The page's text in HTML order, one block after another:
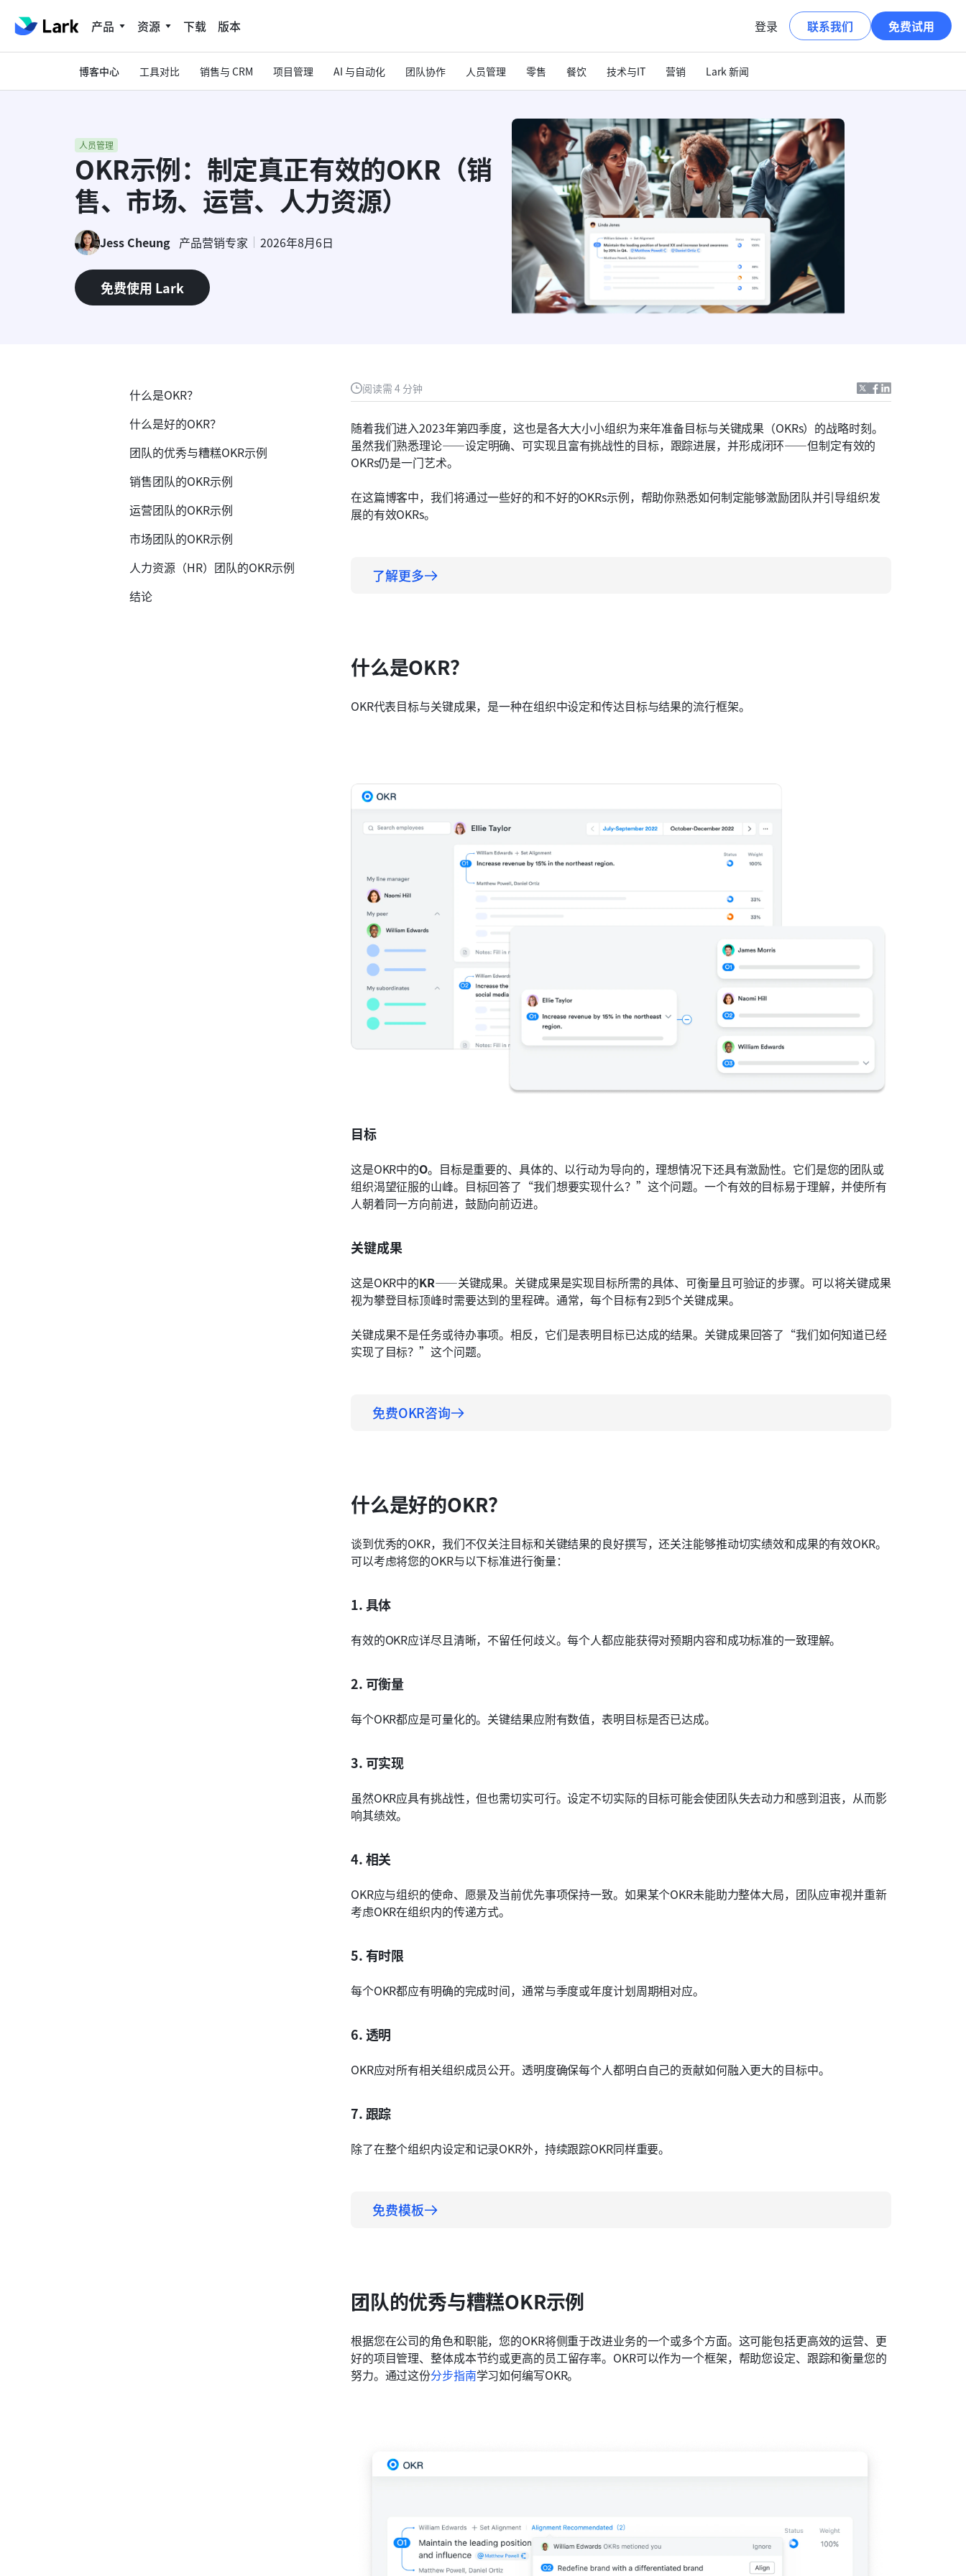
产品 资源 下载 版本 登录 联系我们 免费试用
博客中心 工具对比 销售与 CRM 项目管理 AI 与自动化 团队协作 人员管理 零售 餐饮 技术与IT 营销 Lark 新闻
人员管理
OKR示例：制定真正有效的OKR（销
售、市场、运营、人力资源）
Jess Cheung 产品营销专家 2026年8月6日
免费使用 Lark
阅读需 4 分钟
随着我们进入2023年第四季度，这也是各大大小小组织为来年准备目标与关键成果（OKRs）的战略时刻。
虽然我们熟悉理论——设定明确、可实现且富有挑战性的目标，跟踪进展，并形成闭环——但制定有效的
OKRs仍是一门艺术。
在这篇博客中，我们将通过一些好的和不好的OKRs示例，帮助你熟悉如何制定能够激励团队并引导组织发
展的有效OKRs。
了解更多
什么是OKR？
OKR代表目标与关键成果，是一种在组织中设定和传达目标与结果的流行框架。
目标
这是OKR中的O。目标是重要的、具体的、以行动为导向的，理想情况下还具有激励性。它们是您的团队或
组织渴望征服的山峰。目标回答了“我们想要实现什么？”这个问题。一个有效的目标易于理解，并使所有
人朝着同一方向前进，鼓励向前迈进。
关键成果
这是OKR中的KR——关键成果。关键成果是实现目标所需的具体、可衡量且可验证的步骤。可以将关键成果
视为攀登目标顶峰时需要达到的里程碑。通常，每个目标有2到5个关键成果。
关键成果不是任务或待办事项。相反，它们是表明目标已达成的结果。关键成果回答了“我们如何知道已经
实现了目标？”这个问题。
免费OKR咨询
什么是好的OKR？
谈到优秀的OKR，我们不仅关注目标和关键结果的良好撰写，还关注能够推动切实绩效和成果的有效OKR。
可以考虑将您的OKR与以下标准进行衡量：
1. 具体
有效的OKR应详尽且清晰，不留任何歧义。每个人都应能获得对预期内容和成功标准的一致理解。
2. 可衡量
每个OKR都应是可量化的。关键结果应附有数值，表明目标是否已达成。
3. 可实现
虽然OKR应具有挑战性，但也需切实可行。设定不切实际的目标可能会使团队失去动力和感到沮丧，从而影
响其绩效。
4. 相关
OKR应与组织的使命、愿景及当前优先事项保持一致。如果某个OKR未能助力整体大局，团队应审视并重新
考虑OKR在组织内的传递方式。
5. 有时限
每个OKR都应有明确的完成时间，通常与季度或年度计划周期相对应。
6. 透明
OKR应对所有相关组织成员公开。透明度确保每个人都明白自己的贡献如何融入更大的目标中。
7. 跟踪
除了在整个组织内设定和记录OKR外，持续跟踪OKR同样重要。
免费模板
团队的优秀与糟糕OKR示例
根据您在公司的角色和职能，您的OKR将侧重于改进业务的一个或多个方面。这可能包括更高效的运营、更
好的项目管理、整体成本节约或更高的员工留存率。OKR可以作为一个框架，帮助您设定、跟踪和衡量您的
努力。通过这份分步指南学习如何编写OKR。
什么是OKR？
什么是好的OKR？
团队的优秀与糟糕OKR示例
销售团队的OKR示例
运营团队的OKR示例
市场团队的OKR示例
人力资源（HR）团队的OKR示例
结论